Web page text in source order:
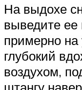
На выдохе
выведите ее
примерно на
глубокий
воздухом,